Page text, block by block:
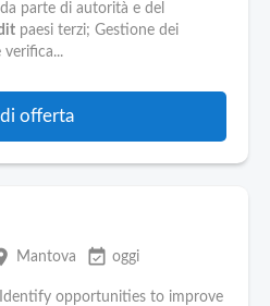
da parte di autorità e del
paesi terzi; Gestione dei
verifica...
offerta
Mantova event_available oggi
opportunities to improve